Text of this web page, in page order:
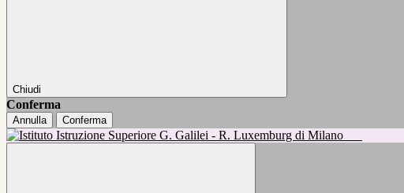
Chiudi
Conferma
Annulla Conferma